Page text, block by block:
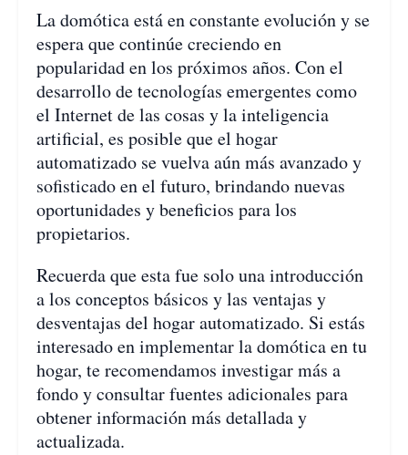
La domótica está en constante evolución y se
espera que continúe creciendo en
popularidad en los próximos años. Con el
desarrollo de tecnologías emergentes como
el Internet de las cosas y la inteligencia
artificial, es posible que el hogar
automatizado se vuelva aún más avanzado y
sofisticado en el futuro, brindando nuevas
oportunidades y beneficios para los
propietarios.
Recuerda que esta fue solo una introducción
a los conceptos básicos y las ventajas y
desventajas del hogar automatizado. Si estás
interesado en implementar la domótica en tu
hogar, te recomendamos investigar más a
fondo y consultar fuentes adicionales para
obtener información más detallada y
actualizada.